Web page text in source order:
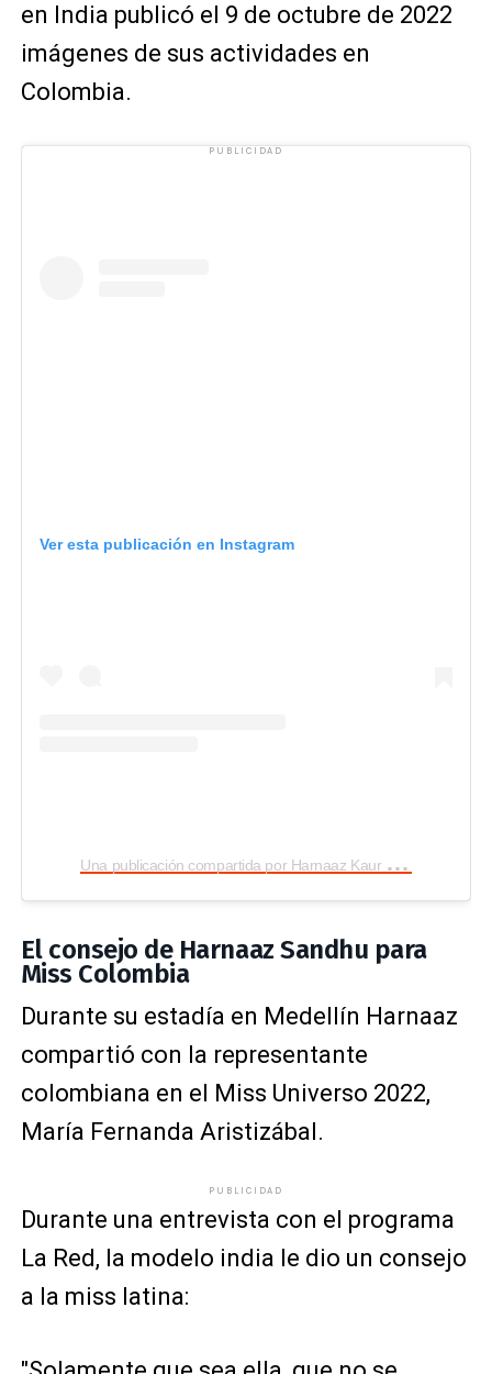
en India publicó el 9 de octubre de 2022
imágenes de sus actividades en
Colombia.
PUBLICIDAD
Ver esta publicación en Instagram
U
na publicación compartida por Harnaaz Kaur Sandhu (@harnaazsandhu_03)
El consejo de Harnaaz Sandhu para
Miss Colombia
Durante su estadía en Medellín Harnaaz
compartió con la representante
colombiana en el Miss Universo 2022,
María Fernanda Aristizábal.
PUBLICIDAD
Durante una entrevista con el programa
La Red, la modelo india le dio un consejo
a la miss latina: